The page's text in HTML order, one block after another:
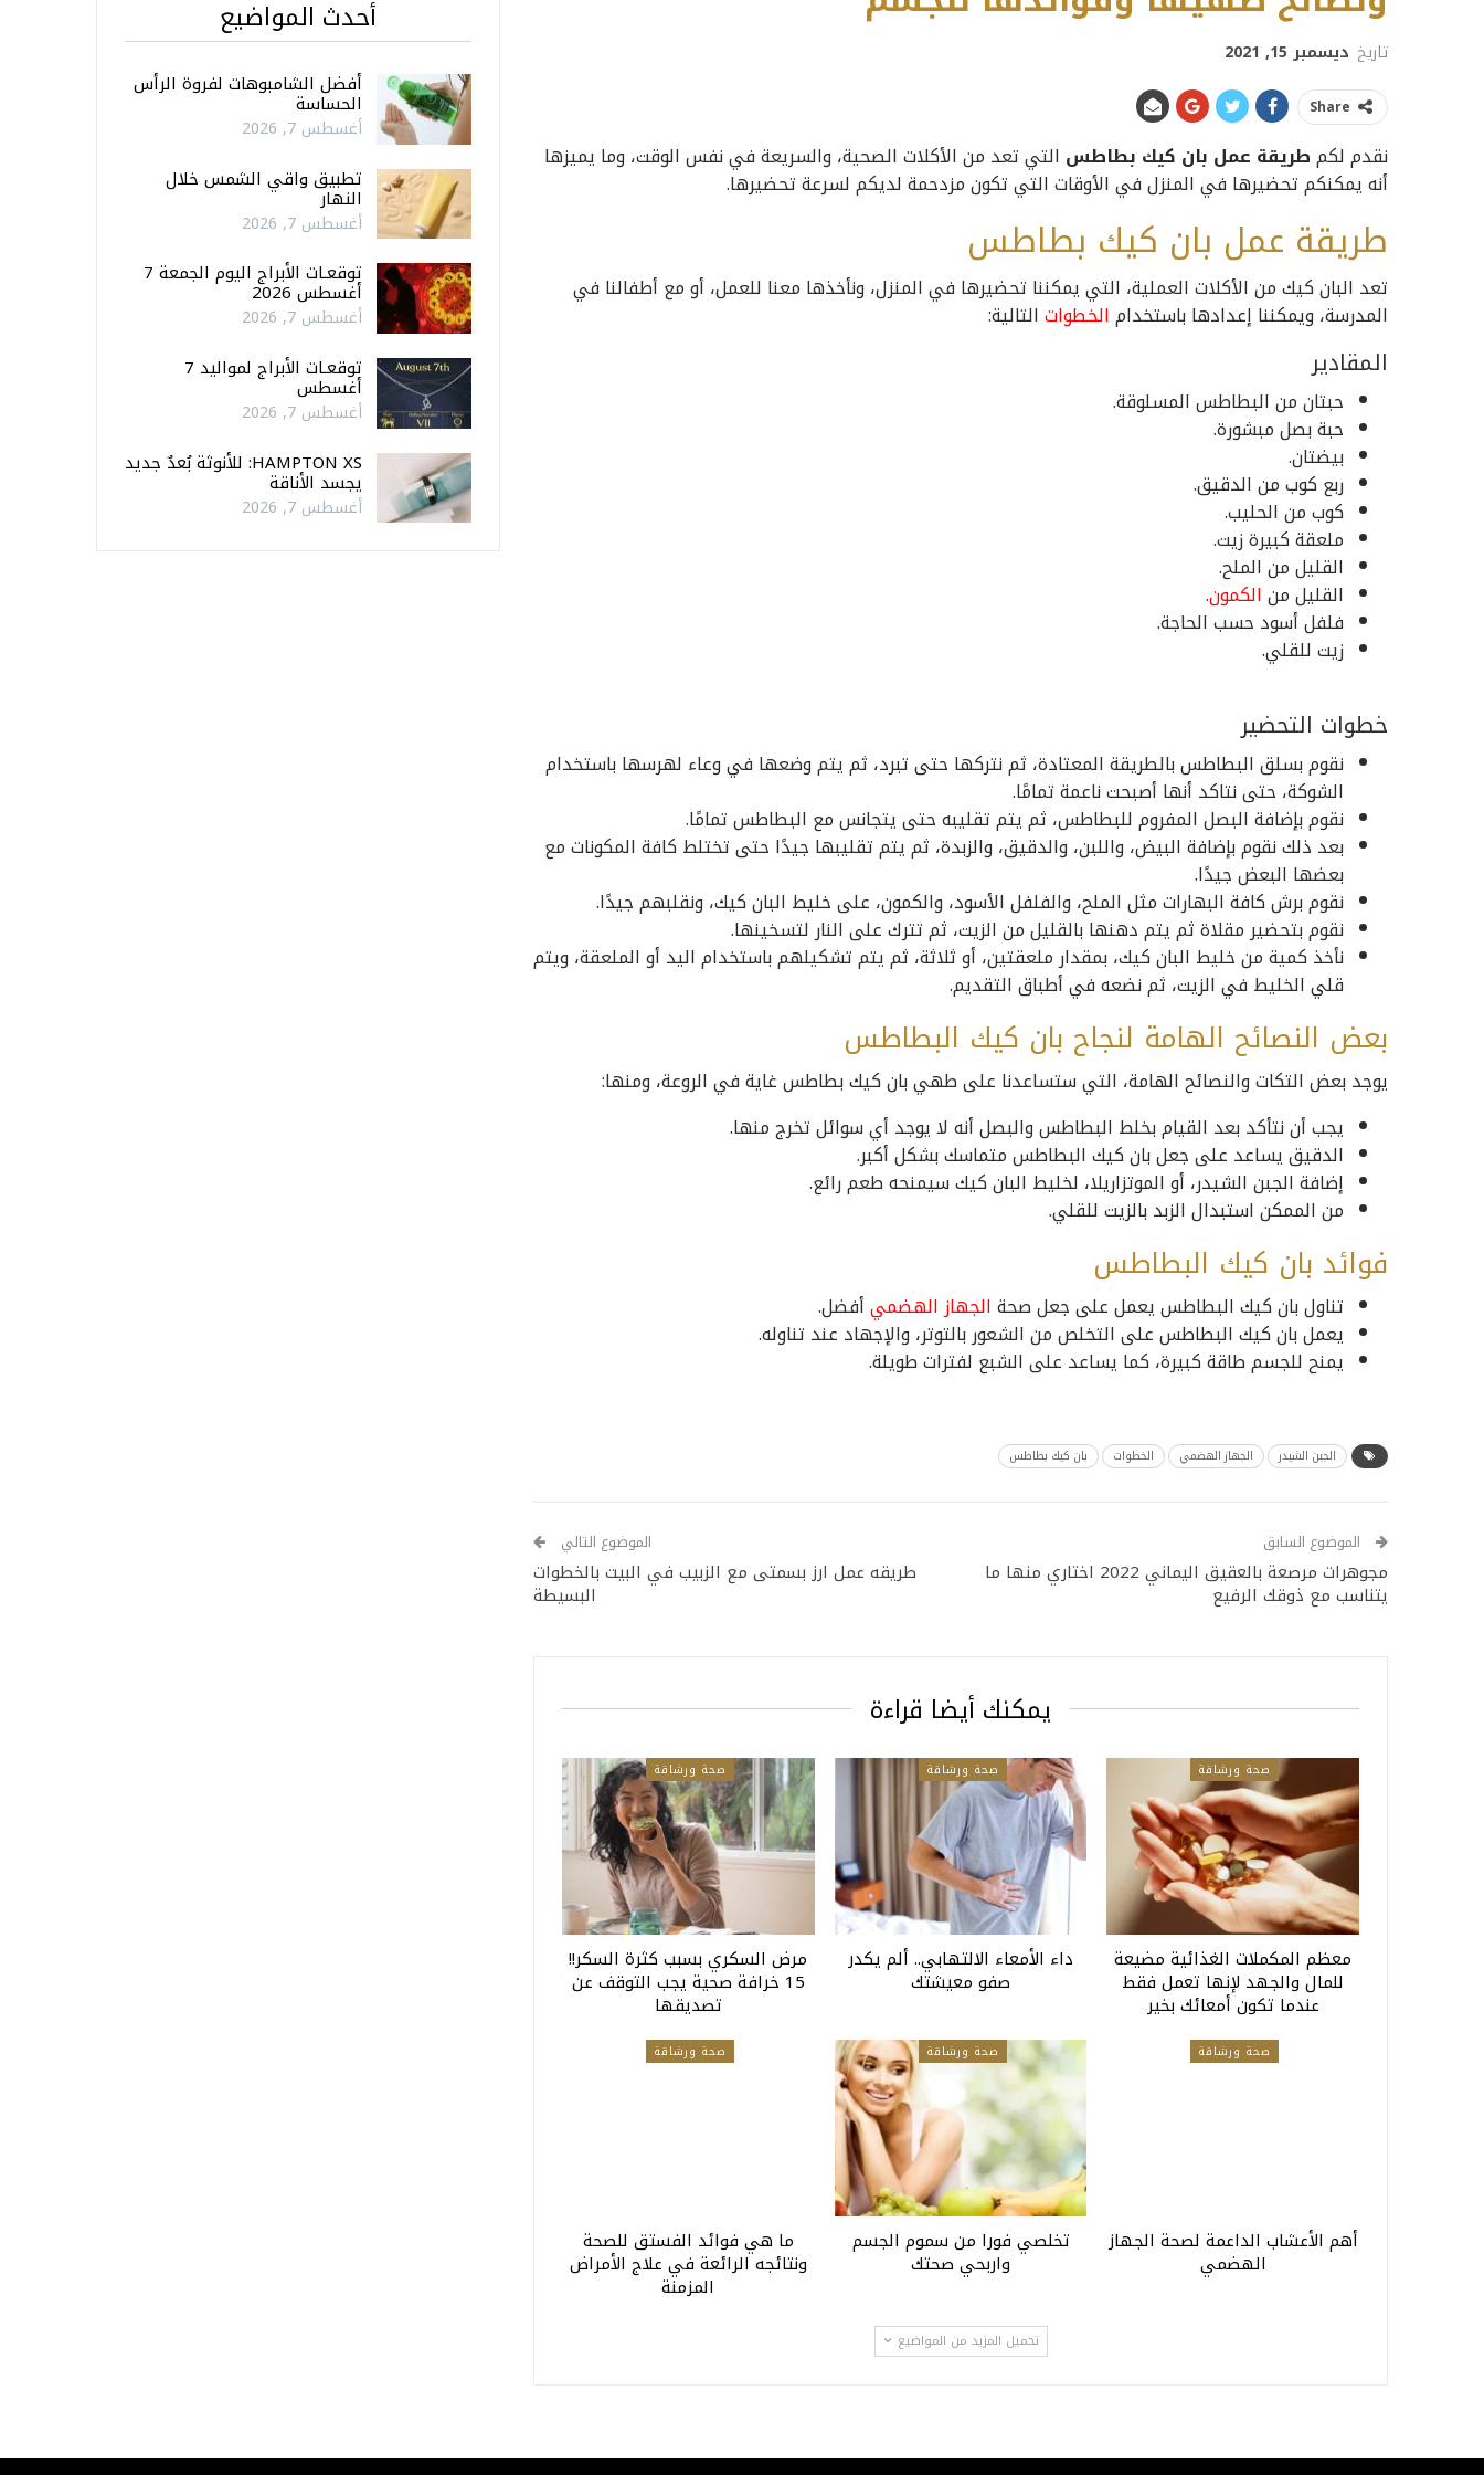
تاريخ ديسمبر 15, 2021
Share
نقدم لكمطريقة عمل بان كيك بطاطس التي تعد من الأكلات الصحية، والسريعة في نفس الوقت، وما يميزها
أنه يمكنكم تحضيرها في المنزل في الأوقات التي تكون مزدحمة لديكم لسرعة تحضيرها.
طريقة عمل بان كيك بطاطس
تعد البان كيك من الأكلات العملية، التي يمكننا تحضيرها في المنزل، ونأخذها معنا للعمل، أو مع أطفالنا في
المدرسة، ويمكننا إعدادها باستخدامالخطواتالتالية:
المقادير
حبتان من البطاطس المسلوقة.
حبة بصل مبشورة.
بيضتان.
ربع كوب من الدقيق.
كوب من الحليب.
ملعقة كبيرة زيت.
القليل من الملح.
القليل منالكمون.
فلفل أسود حسب الحاجة.
زيت للقلي.
خطوات التحضير
نقوم بسلق البطاطس بالطريقة المعتادة، ثم نتركها حتى تبرد، ثم يتم وضعها في وعاء لهرسها باستخدام
الشوكة، حتى نتاكد أنها أصبحت ناعمة تمامًا.
نقوم بإضافة البصل المفروم للبطاطس، ثم يتم تقليبه حتى يتجانس مع البطاطس تمامًا.
بعد ذلك نقوم بإضافة البيض، واللبن، والدقيق، والزبدة، ثم يتم تقليبها جيدًا حتى تختلط كافة المكونات مع
بعضها البعض جيدًا.
نقوم برش كافة البهارات مثل الملح، والفلفل الأسود، والكمون، على خليط البان كيك، ونقلبهم جيدًا.
نقوم بتحضير مقلاة ثم يتم دهنها بالقليل من الزيت، ثم تترك على النار لتسخينها.
نأخذ كمية من خليط البان كيك، بمقدار ملعقتين، أو ثلاثة، ثم يتم تشكيلهم باستخدام اليد أو الملعقة، ويتم
قلي الخليط في الزيت، ثم نضعه في أطباق التقديم.
بعض النصائح الهامة لنجاح بان كيك البطاطس
يوجد بعض التكات والنصائح الهامة، التي ستساعدنا على طهي بان كيك بطاطس غاية في الروعة، ومنها:
يجب أن نتأكد بعد القيام بخلط البطاطس والبصل أنه لا يوجد أي سوائل تخرج منها.
الدقيق يساعد على جعل بان كيك البطاطس متماسك بشكل أكبر.
إضافة الجبن الشيدر، أو الموتزاريلا، لخليط البان كيك سيمنحه طعم رائع.
من الممكن استبدال الزبد بالزيت للقلي.
فوائد بان كيك البطاطس
تناول بان كيك البطاطس يعمل على جعل صحةالجهاز الهضميأفضل.
يعمل بان كيك البطاطس على التخلص من الشعور بالتوتر، والإجهاد عند تناوله.
يمنح للجسم طاقة كبيرة، كما يساعد على الشبع لفترات طويلة.
الجبن الشيدر الجهاز الهضمي الخطوات بان كيك بطاطس
الموضوع السابق
مجوهرات مرصعة بالعقيق اليماني 2022 اختاري منها ما
يتناسب مع ذوقك الرفيع
الموضوع التالي
طريقه عمل ارز بسمتى مع الزبيب في البيت بالخطوات
البسيطة
يمكنك أيضا قراءة
صحة ورشاقة
معظم المكملات الغذائية مضيعة
للمال والجهد لإنها تعمل فقط
عندما تكون أمعائك بخير
صحة ورشاقة
داء الأمعاء الالتهابي.. ألم يكدر
صفو معيشتك
صحة ورشاقة
مرض السكري بسبب كثرة السكر!!
15 خرافة صحية يجب التوقف عن
تصديقها
صحة ورشاقة
أهم الأعشاب الداعمة لصحة الجهاز
الهضمي
صحة ورشاقة
تخلصي فورا من سموم الجسم
واربحي صحتك
صحة ورشاقة
ما هي فوائد الفستق للصحة
ونتائجه الرائعة في علاج الأمراض
المزمنة
تحميل المزيد من المواضيع
أحدث المواضيع
أفضل الشامبوهات لفروة الرأس
الحساسة
أغسطس 7, 2026
تطبيق واقي الشمس خلال
النهار
أغسطس 7, 2026
توقعـات الأبراج اليوم الجمعة 7
أغسطس 2026
أغسطس 7, 2026
توقعـات الأبراج لمواليد 7
أغسطس
أغسطس 7, 2026
HAMPTON XS: للأنوثة بُعدٌ جديد
يجسد الأناقة
أغسطس 7, 2026